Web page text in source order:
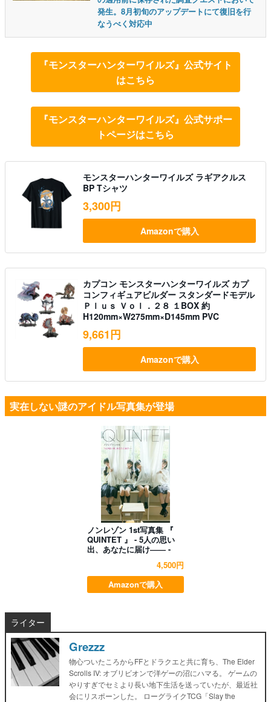
発生。8月初旬のアップデートにて復旧を行
なうべく対応中
『モンスターハンターワイルズ』公式サイト
はこちら
『モンスターハンターワイルズ』公式サポー
トページはこちら
モンスターハンターワイルズ ラギアクルス
BP Tシャツ
3,300円
Amazonで購入
カプコン モンスターハンターワイルズ カプ
コンフィギュアビルダー スタンダードモデル
Ｐｌｕｓ Ｖｏｌ．２８ １BOX 約
H120mm×W275mm×D145mm PVC
9,661円
Amazonで購入
実在しない謎のアイドル写真集が登場
ノンレゾン 1st写真集 『
QUINTET 』 - 5人の思い
出、あなたに届け―― -
4,500円
Amazonで購入
ライター
Grezzz
物心ついたころからFFとドラクエと共に育ち、The Elder
Scrolls IV: オブリビオンで洋ゲーの沼にハマる。 ゲームの
やりすぎでセミより長い地下生活を送っていたが、最近社
会にリスポーンした。 ローグライクTCG「Slay the